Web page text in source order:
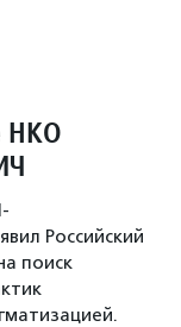
НКО
Российский
поиск